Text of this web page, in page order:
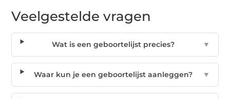
Veelgestelde vragen
Wat is een geboortelijst precies? ▼
Waar kun je een geboortelijst aanleggen? ▼